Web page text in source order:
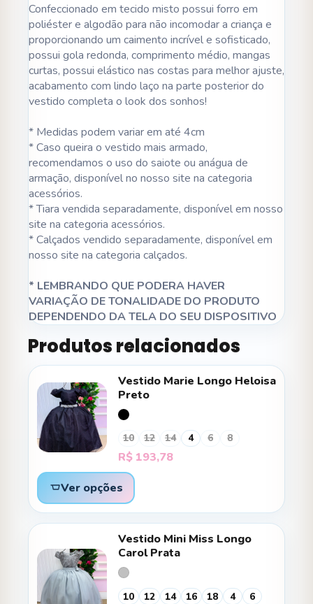
Confeccionado em tecido misto possui forro em
poliéster e algodão para não incomodar a criança e
proporcionando um caimento incrível e sofisticado,
possui gola redonda, comprimento médio, mangas
curtas, possui elástico nas costas para melhor ajuste,
acabamento com lindo laço na parte posterior do
vestido completa o look dos sonhos!
* Medidas podem variar em até 4cm
* Caso queira o vestido mais armado,
recomendamos o uso do saiote ou anágua de
armação, disponível no nosso site na categoria
acessórios.
* Tiara vendida separadamente, disponível em nosso
site na categoria acessórios.
* Calçados vendido separadamente, disponível em
nosso site na categoria calçados.
* LEMBRANDO QUE PODERA HAVER
VARIAÇÃO DE TONALIDADE DO PRODUTO
DEPENDENDO DA TELA DO SEU DISPOSITIVO
Produtos relacionados
Vestido Marie Longo Heloisa
Preto
10 12 14 4 6 8
R$ 193,78
Ver opções
Vestido Mini Miss Longo
Carol Prata
10 12 14 16 18 4 6